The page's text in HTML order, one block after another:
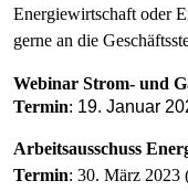
Energiewirtschaft oder
gerne an die
Webinar Strom- und
Termin: 19. Januar
Arbeitsausschuss
Termin: 30. März 2023